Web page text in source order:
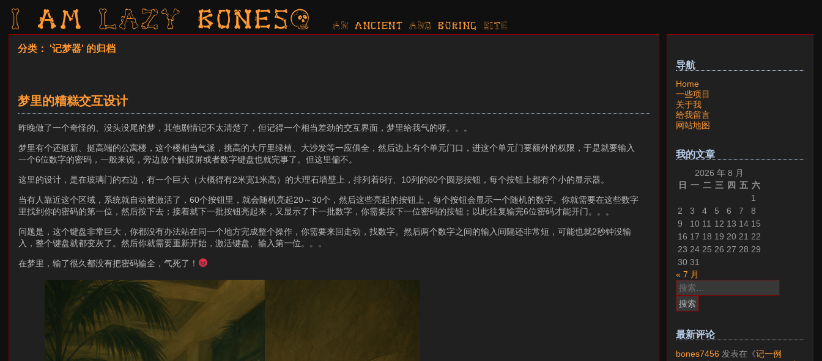
I am LAZY bones? AN ancient AND boring SITE
分类： '记梦器' 的归档
梦里的糟糕交互设计
昨晚做了一个奇怪的、没头没尾的梦，其他剧情记不太清楚了，但记得一个相当差劲的交互界面，梦里给我气的呀。。。
梦里有个还挺新、挺高端的公寓楼，这个楼相当气派，挑高的大厅里绿植、大沙发等一应俱全，然后边上有个单元门口，进这个单元门要额外的权限，于是就要输入
一个6位数字的密码，一般来说，旁边放个触摸屏或者数字键盘也就完事了。但这里偏不。
这里的设计，是在玻璃门的右边，有一个巨大（大概得有2米宽1米高）的大理石墙壁上，排列着6行、10列的60个圆形按钮，每个按钮上都有个小的显示器。
当有人靠近这个区域，系统就自动被激活了，60个按钮里，就会随机亮起20～30个，然后这些亮起的按钮上，每个按钮会显示一个随机的数字。你就需要在这些数字
里找到你的密码的第一位，然后按下去；接着就下一批按钮亮起来，又显示了下一批数字，你需要按下一位密码的按钮；以此往复输完6位密码才能开门。。。
问题是，这个键盘非常巨大，你都没有办法站在同一个地方完成整个操作，你需要来回走动，找数字。然后两个数字之间的输入间隔还非常短，可能也就2秒钟没输
入，整个键盘就都变灰了。然后你就需要重新开始，激活键盘、输入第一位。。。
在梦里，输了很久都没有把密码输全，气死了！
导航
Home
一些项目
关于我
给我留言
网站地图
我的文章
2026 年 8 月
日 一 二 三 四 五 六
1
2
3 4 5 6 7
8
9
10 11 12 13 14 15
16 17 18 19 20 21 22
23 24 25 26 27 28 29
30 31
« 7 月
搜
索：
最新评论
bones7456 发表在《记一例